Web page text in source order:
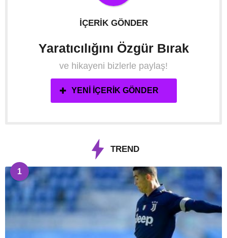
İÇERIK GÖNDER
Yaratıcılığını Özgür Bırak
ve hikayeni bizlerle paylaş!
YENI İÇERIK GÖNDER
TREND
1